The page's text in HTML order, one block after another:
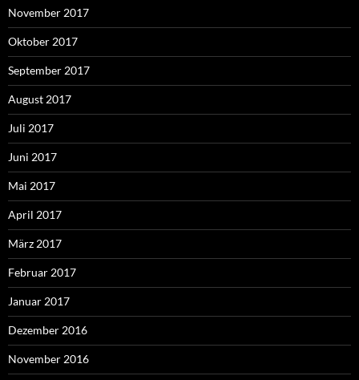
November 2017
Oktober 2017
September 2017
August 2017
Juli 2017
Juni 2017
Mai 2017
April 2017
März 2017
Februar 2017
Januar 2017
Dezember 2016
November 2016